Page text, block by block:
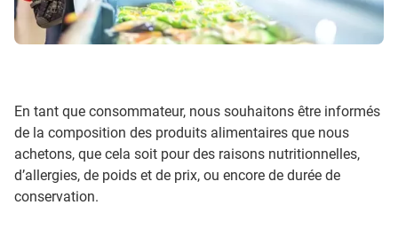
En tant que consommateur, nous souhaitons être informés
de la composition des produits alimentaires que nous
achetons, que cela soit pour des raisons nutritionnelles,
d’allergies, de poids et de prix, ou encore de durée de
conservation.